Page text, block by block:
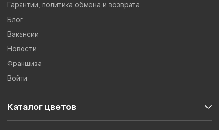
Гарантии, политика обмена и возврата
Блог
Вакансии
Новости
Франшиза
Войти
Каталог цветов